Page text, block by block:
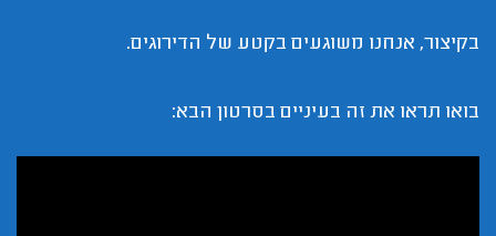
בקיצור, אנחנו משוגעים בקטע של הדירוגים.
בואו תראו את זה בעיניים בסרטון הבא: